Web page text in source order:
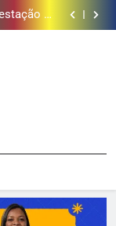
de água
para
o que
Gustavo
crianças
de
de água
para
o que
com ele
Gustavo
semana
Em Destaque!